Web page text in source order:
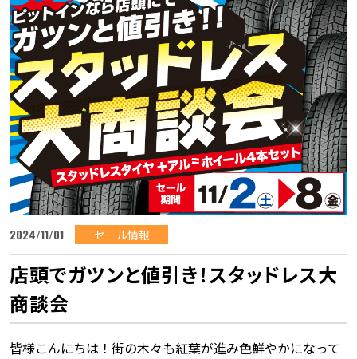
2024/11/01 セール情報
店頭でガツンと値引き！スタッドレス大
商談会
皆様こんにちは！街の木々も紅葉が進み色鮮やかになって